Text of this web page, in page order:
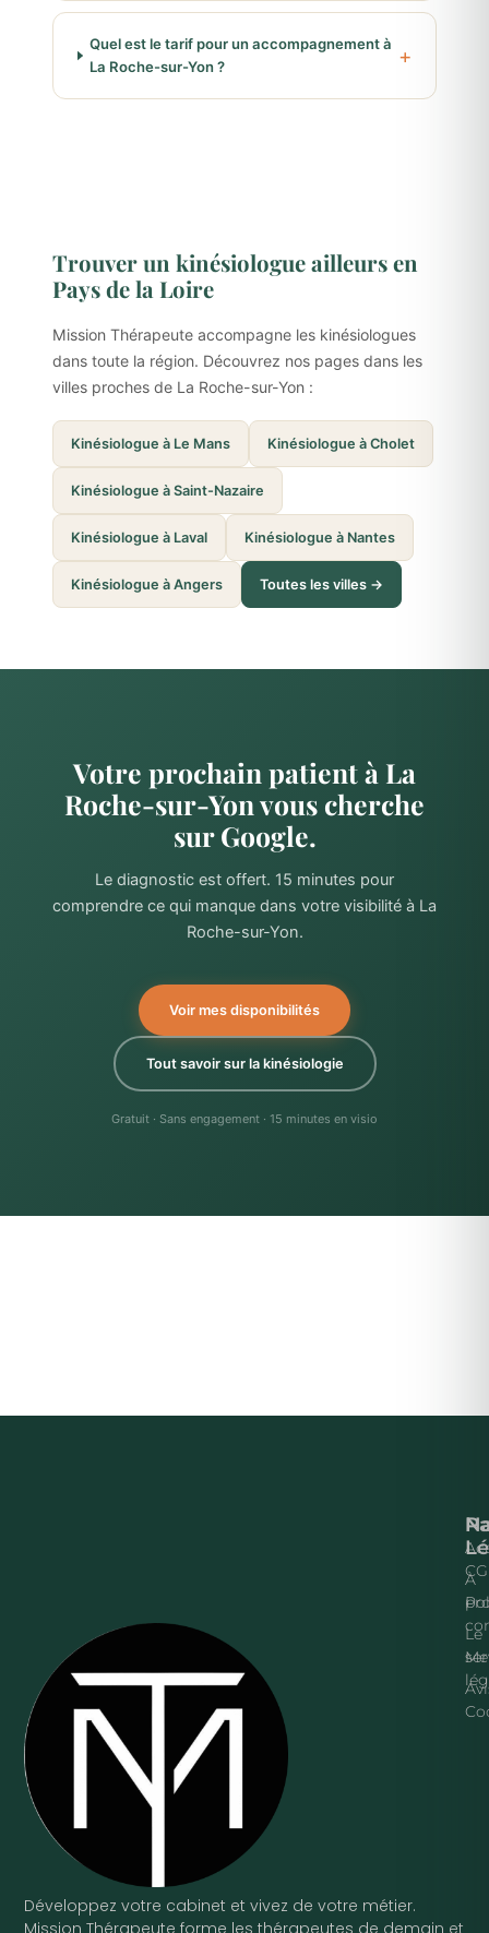
Quel est le tarif pour un accompagnement à
La Roche-sur-Yon ?
Trouver un kinésiologue ailleurs en
Pays de la Loire
Mission Thérapeute accompagne les kinésiologues
dans toute la région. Découvrez nos pages dans les
villes proches de La Roche-sur-Yon :
Kinésiologue à Le Mans Kinésiologue à Cholet
Kinésiologue à Saint-Nazaire
Kinésiologue à Laval Kinésiologue à Nantes
Kinésiologue à Angers Toutes les villes →
Votre prochain patient à La
Roche-sur-Yon vous cherche
sur Google.
Le diagnostic est offert. 15 minutes pour
comprendre ce qui manque dans votre visibilité à La
Roche-sur-Yon.
Voir mes disponibilités
Tout savoir sur la kinésiologie
Gratuit · Sans engagement · 15 minutes en visio
Développez votre cabinet et vivez de votre métier.
À
Le